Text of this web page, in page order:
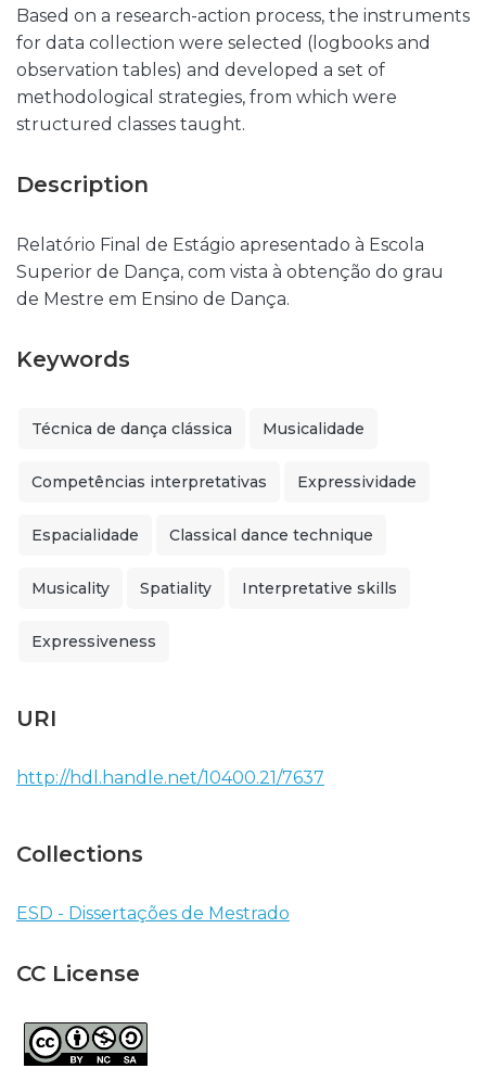
Based on a research-action process, the instruments
for data collection were selected (logbooks and
observation tables) and developed a set of
methodological strategies, from which were
structured classes taught.
Description
Relatório Final de Estágio apresentado à Escola
Superior de Dança, com vista à obtenção do grau
de Mestre em Ensino de Dança.
Keywords
Técnica de dança clássica Musicalidade
Competências interpretativas Expressividade
Espacialidade Classical dance technique
Musicality Spatiality Interpretative skills
Expressiveness
URI
http://hdl.handle.net/10400.21/7637
Collections
ESD - Dissertações de Mestrado
CC License